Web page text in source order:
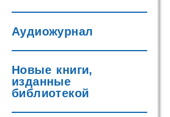
Аудиожурнал
Новые книги,
изданные
библиотекой